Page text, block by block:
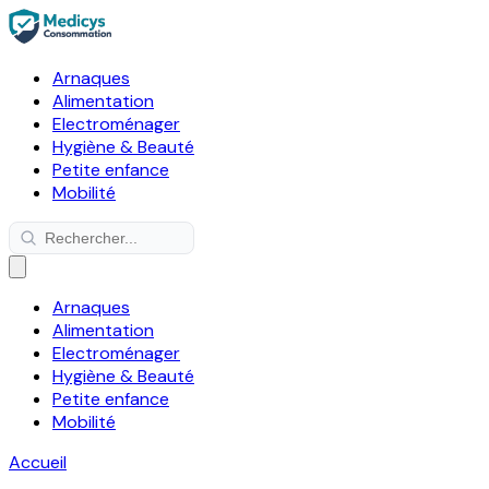
Arnaques
Alimentation
Electroménager
Hygiène & Beauté
Petite enfance
Mobilité
Arnaques
Alimentation
Electroménager
Hygiène & Beauté
Petite enfance
Mobilité
Accueil